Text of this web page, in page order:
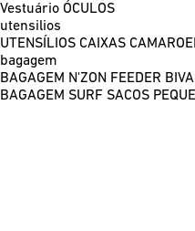
Vestuário ÓCULOS
utensilios
UTENSÍLIOS CAIXAS
bagagem
BAGAGEM N'ZON FEEDER
BAGAGEM SURF SACOS